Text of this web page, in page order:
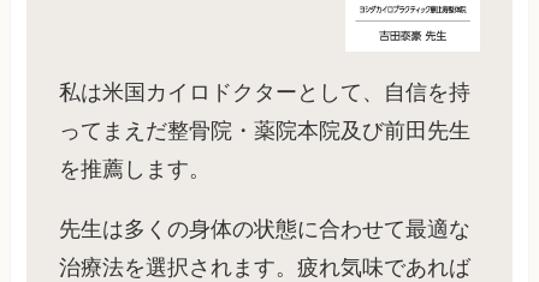
私は米国カイロドクターとして、自信を持
ってまえだ整骨院・薬院本院及び前田先生
を推薦します。
先生は多くの身体の状態に合わせて最適な
治療法を選択されます。疲れ気味であれば